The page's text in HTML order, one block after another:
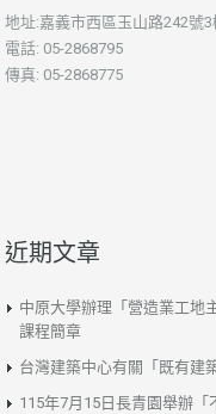
地址:嘉義市西區玉山路242號3
電話: 05-2868795
傳真: 05-2868775
近期文章
中原大學辦理「營造業工地
課程簡章
台灣建築中心有關「既有建
115年7月15日長青園舉辦